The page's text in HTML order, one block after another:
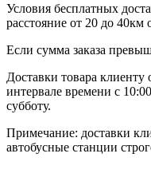
Условия бесплатных
расстояние от 20 до
Если сумма заказа
Доставки товара клиенту
интервале времени с
субботу.
Примечание: доставки
автобусные станции